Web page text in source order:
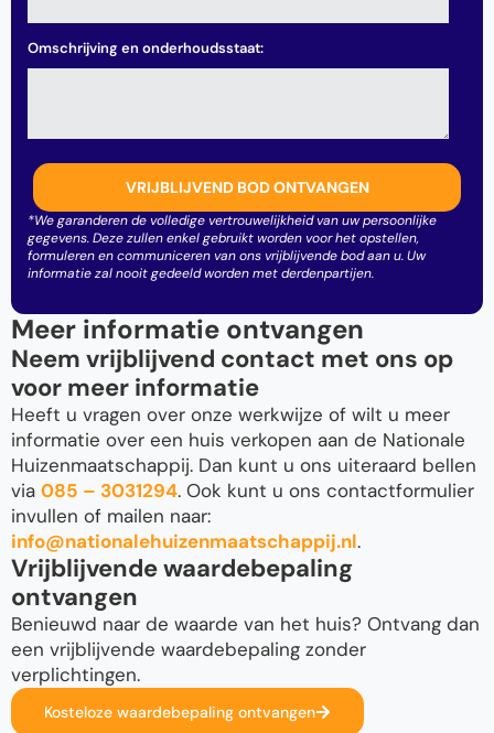
Omschrijving en onderhoudsstaat:
*We garanderen de volledige vertrouwelijkheid van uw persoonlijke
gegevens. Deze zullen enkel gebruikt worden voor het opstellen,
formuleren en communiceren van ons vrijblijvende bod aan u. Uw
informatie zal nooit gedeeld worden met derdenpartijen.
Meer informatie ontvangen
Neem vrijblijvend contact met ons op
voor meer informatie
Heeft u vragen over onze werkwijze of wilt u meer
informatie over een huis verkopen aan de Nationale
Huizenmaatschappij. Dan kunt u ons uiteraard bellen
via 085 – 3031294. Ook kunt u ons contactformulier
invullen of mailen naar:
info@nationalehuizenmaatschappij.nl.
Vrijblijvende waardebepaling
ontvangen
Benieuwd naar de waarde van het huis? Ontvang dan
een vrijblijvende waardebepaling zonder
verplichtingen.
Kosteloze waardebepaling ontvangen